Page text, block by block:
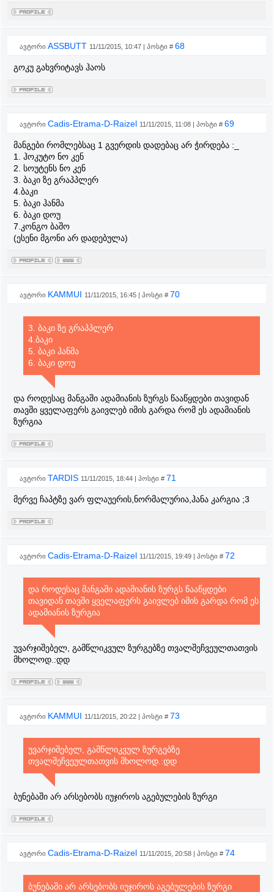
ავტორი ASSBUTT 11/11/2015, 10:47 | პოსტი # 68
გოკუ გახვრიტავს ჰაოს
ავტორი Cadis-Etrama-D-Raizel 11/11/2015, 11:08 | პოსტი # 69
მანგები რომლებსაც 1 გვერდის დადებაც არ ჭირდება :_
1. ჰოკუტო ნო კენ
2. სოუტენს ნო კენ
3. ბაკი ზე გრაპპლერ
4.ბაკი
5. ბაკი ჰანმა
6. ბაკი დოუ
7.კონგო ბაშო
(ესენი მგონი არ დადებულა)
ავტორი KAMMUI 11/11/2015, 16:45 | პოსტი # 70
3. ბაკი ზე გრაპპლერ
4.ბაკი
5. ბაკი ჰანმა
6. ბაკი დოუ
და როდესაც მანგაში ადამიანის ზურგს წააწყდები თავიდან
თავში ყველაფერს გაივლებ იმის გარდა რომ ეს ადამიანის
ზურგია
ავტორი TARDIS 11/11/2015, 18:44 | პოსტი # 71
მერვე ჩაპტზე ვარ ფლაუერის,ნორმალურია,ჰანა კარგია ;3
ავტორი Cadis-Etrama-D-Raizel 11/11/2015, 19:49 | პოსტი # 72
და როდესაც მანგაში ადამიანის ზურგს წააწყდები
თავიდან თავში ყველაფერს გაივლებ იმის გარდა რომ ეს
ადამიანის ზურგია
უვარჯიშებელ, გამწლიკვულ ზურგებზე თვალშეჩვეულთათვის
მხოლოდ.:დდ
ავტორი KAMMUI 11/11/2015, 20:22 | პოსტი # 73
უვარჯიშებელ, გამწლიკვულ ზურგებზე
თვალშეჩვეულთათვის მხოლოდ.:დდ
ბუნებაში არ არსებობს იუჯიროს აგებულების ზურგი
ავტორი Cadis-Etrama-D-Raizel 11/11/2015, 20:58 | პოსტი # 74
ბუნებაში არ არსებობს იუჯიროს აგებულების ზურგი